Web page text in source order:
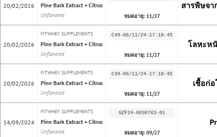
20/02/2026 Pine Bark Extract + Citrus
Unflavored หมดอายุ: 11/27
สารพิษจา
20/02/2026
FITWHEY SUPPLEMENTS
Pine Bark Extract + Citrus
Unflavored
C49-06/11/24-17:18:45
หมดอายุ: 11/27
โลหะหนั
20/02/2026
FITWHEY SUPPLEMENTS
Pine Bark Extract + Citrus
Unflavored
C49-06/11/24-17:18:45
หมดอายุ: 11/27
เชื้อก่อ
14/09/2024
FITWHEY SUPPLEMENTS
Pine Bark Extract + Citrus
Unflavored
GZF24-0036763-01
หมดอายุ: 09/27